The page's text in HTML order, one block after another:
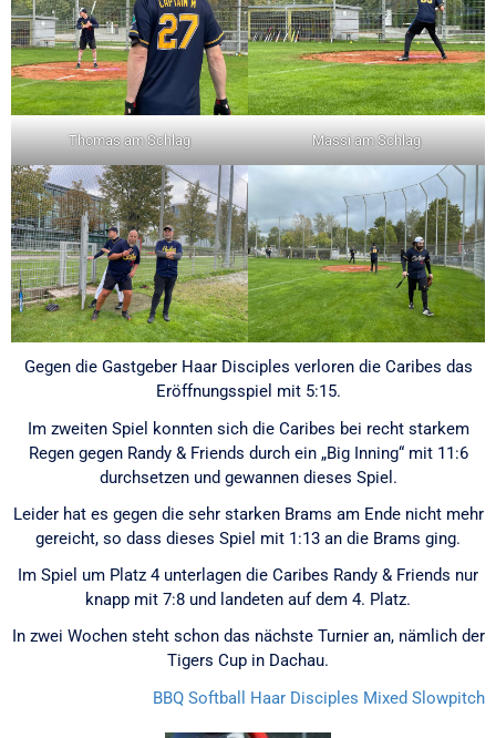
Thomas am Schlag Massi am Schlag
Gegen die Gastgeber Haar Disciples verloren die Caribes das
Eröffnungsspiel mit 5:15.
Im zweiten Spiel konnten sich die Caribes bei recht starkem
Regen gegen Randy & Friends durch ein „Big Inning“ mit 11:6
durchsetzen und gewannen dieses Spiel.
Leider hat es gegen die sehr starken Brams am Ende nicht mehr
gereicht, so dass dieses Spiel mit 1:13 an die Brams ging.
Im Spiel um Platz 4 unterlagen die Caribes Randy & Friends nur
knapp mit 7:8 und landeten auf dem 4. Platz.
In zwei Wochen steht schon das nächste Turnier an, nämlich der
Tigers Cup in Dachau.
BBQ Softball
Haar Disciples Mixed Slowpitch